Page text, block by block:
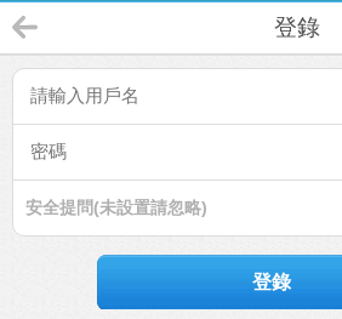
登錄
安全提問(未設置請忽略)
登錄